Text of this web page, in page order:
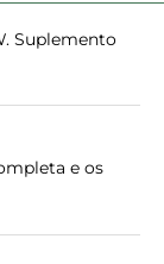
Suplemento
e os